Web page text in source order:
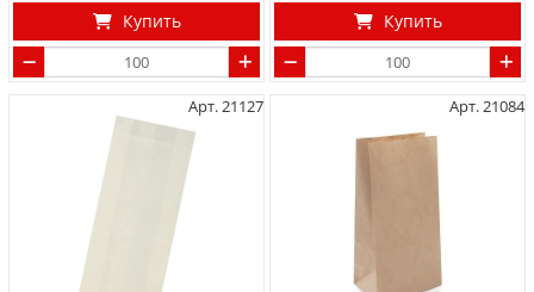
Купить Купить
Арт. 21127 Арт. 21084